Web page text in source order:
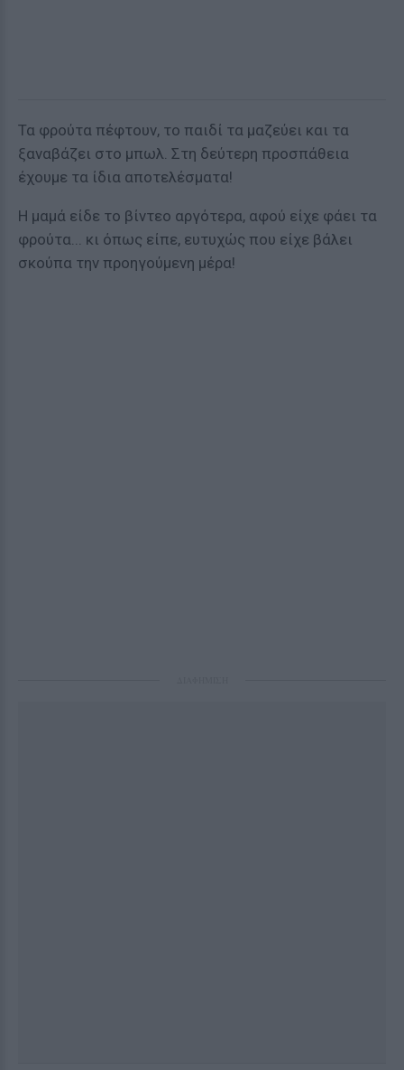
Τα φρούτα πέφτουν, το παιδί τα μαζεύει και τα
ξαναβάζει στο μπωλ. Στη δεύτερη προσπάθεια
έχουμε τα ίδια αποτελέσματα!
Η μαμά είδε το βίντεο αργότερα, αφού είχε φάει τα
φρούτα... κι όπως είπε, ευτυχώς που είχε βάλει
σκούπα την προηγούμενη μέρα!